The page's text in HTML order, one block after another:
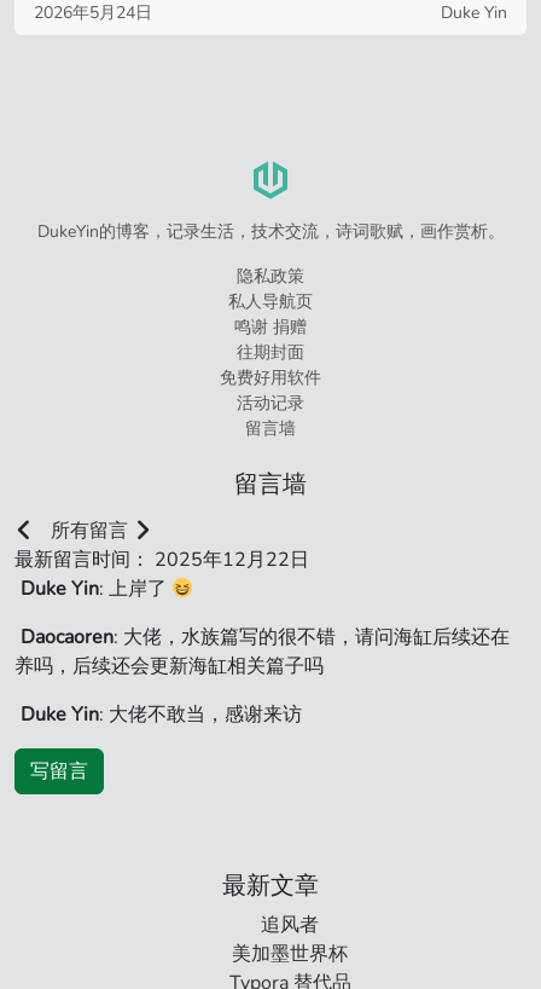
2026年5月24日 Duke Yin
DukeYin的博客，记录生活，技术交流，诗词歌赋，画作赏析。
隐私政策
私人导航页
鸣谢 捐赠
往期封面
免费好用软件
活动记录
留言墙
留言墙
所有留言
最新留言时间： 2025年12月22日
Duke Yin: 上岸了
Daocaoren: 大佬，水族篇写的很不错，请问海缸后续还在
养吗，后续还会更新海缸相关篇子吗
Duke Yin: 大佬不敢当，感谢来访
写留言
最新文章
追风者
美加墨世界杯
Typora 替代品